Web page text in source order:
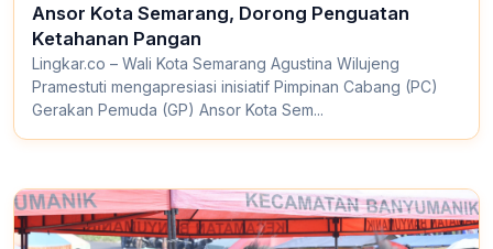
Ansor Kota Semarang, Dorong Penguatan
Ketahanan Pangan
Lingkar.co – Wali Kota Semarang Agustina Wilujeng
Pramestuti mengapresiasi inisiatif Pimpinan Cabang (PC)
Gerakan Pemuda (GP) Ansor Kota Sem...